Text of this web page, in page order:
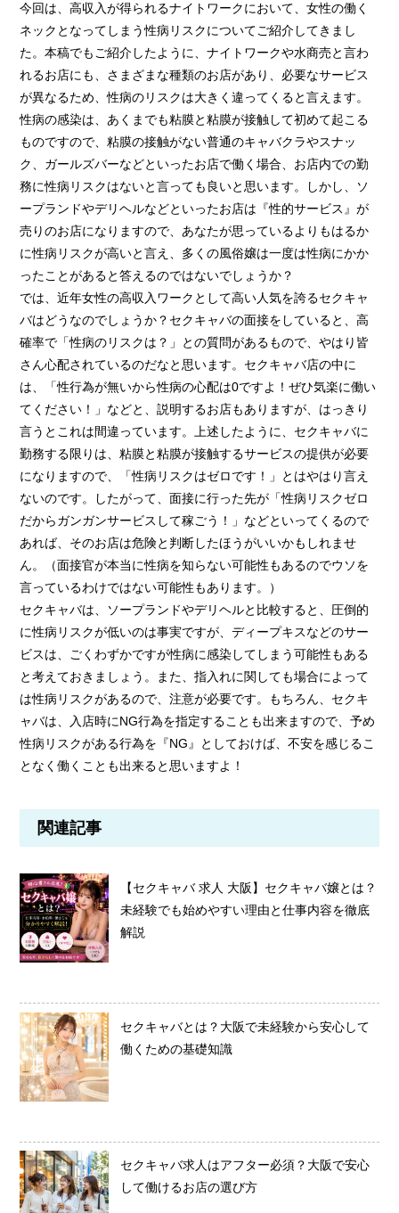
今回は、高収入が得られるナイトワークにおいて、女性の働く
ネックとなってしまう性病リスクについてご紹介してきまし
た。本稿でもご紹介したように、ナイトワークや水商売と言わ
れるお店にも、さまざまな種類のお店があり、必要なサービス
が異なるため、性病のリスクは大きく違ってくると言えます。
性病の感染は、あくまでも粘膜と粘膜が接触して初めて起こる
ものですので、粘膜の接触がない普通のキャバクラやスナッ
ク、ガールズバーなどといったお店で働く場合、お店内での勤
務に性病リスクはないと言っても良いと思います。しかし、ソ
ープランドやデリヘルなどといったお店は『性的サービス』が
売りのお店になりますので、あなたが思っているよりもはるか
に性病リスクが高いと言え、多くの風俗嬢は一度は性病にかか
ったことがあると答えるのではないでしょうか？
では、近年女性の高収入ワークとして高い人気を誇るセクキャ
バはどうなのでしょうか？セクキャバの面接をしていると、高
確率で「性病のリスクは？」との質問があるもので、やはり皆
さん心配されているのだなと思います。セクキャバ店の中に
は、「性行為が無いから性病の心配は0ですよ！ぜひ気楽に働い
てください！」などと、説明するお店もありますが、はっきり
言うとこれは間違っています。上述したように、セクキャバに
勤務する限りは、粘膜と粘膜が接触するサービスの提供が必要
になりますので、「性病リスクはゼロです！」とはやはり言え
ないのです。したがって、面接に行った先が「性病リスクゼロ
だからガンガンサービスして稼ごう！」などといってくるので
あれば、そのお店は危険と判断したほうがいいかもしれませ
ん。（面接官が本当に性病を知らない可能性もあるのでウソを
言っているわけではない可能性もあります。）
セクキャバは、ソープランドやデリヘルと比較すると、圧倒的
に性病リスクが低いのは事実ですが、ディープキスなどのサー
ビスは、ごくわずかですが性病に感染してしまう可能性もある
と考えておきましょう。また、指入れに関しても場合によって
は性病リスクがあるので、注意が必要です。もちろん、セクキ
ャバは、入店時にNG行為を指定することも出来ますので、予め
性病リスクがある行為を『NG』としておけば、不安を感じるこ
となく働くことも出来ると思いますよ！
関連記事
【セクキャバ 求人 大阪】セクキャバ嬢とは？
未経験でも始めやすい理由と仕事内容を徹底
解説
セクキャバとは？大阪で未経験から安心して
働くための基礎知識
セクキャバ求人はアフター必須？大阪で安心
して働けるお店の選び方